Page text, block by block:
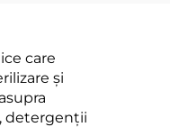
care
și
detergenții